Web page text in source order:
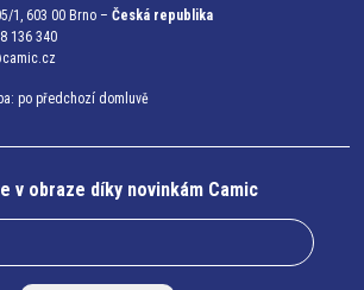
1, 603 00 Brno – Česká republika
136 340
po předchozí domluvě
v obraze díky novinkám Camic